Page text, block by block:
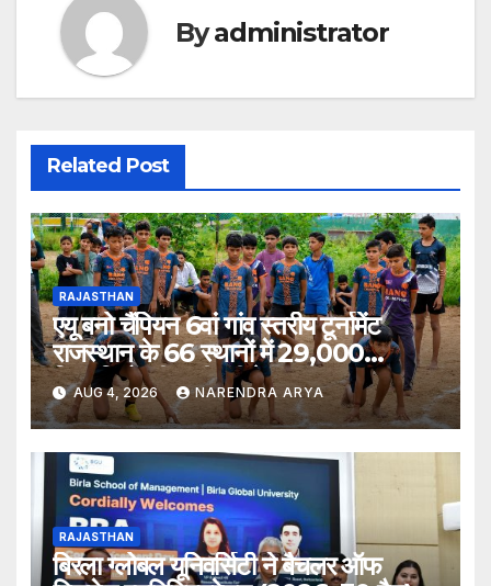
Byadministrator
Related Post
RAJASTHAN
एयू बनो चैंपियन 6वां गांव स्तरीय टूर्नामेंट
राजस्थान के 66 स्थानों में 29,000
खिलाड़ियों की भागीदारी के साथ संपन्न हुआ
AUG 4, 2026 NARENDRA ARYA
RAJASTHAN
बिरला ग्लोबल यूनिवर्सिटी ने बैचलर ऑफ